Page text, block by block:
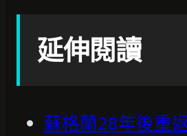
延伸閱讀
蘇格蘭28年後重